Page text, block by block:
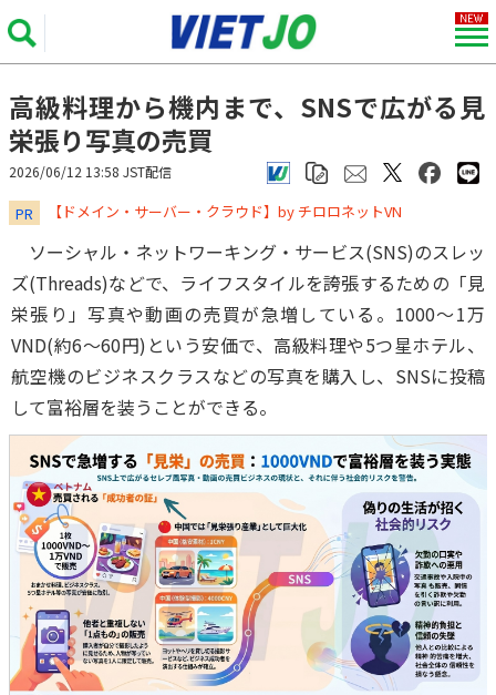
高級料理から機内まで、SNSで広がる見
栄張り写真の売買
2026/06/12 13:58 JST配信
PR ​​​​​​​【ドメイン・サーバー・クラウド】by チロロネットVN
ソーシャル・ネットワーキング・サービス(SNS)のスレッ
ズ(Threads)などで、ライフスタイルを誇張するための「見
栄張り」写真や動画の売買が急増している。1000～1万
VND(約6～60円)という安価で、高級料理や5つ星ホテル、
航空機のビジネスクラスなどの写真を購入し、SNSに投稿
して富裕層を装うことができる。